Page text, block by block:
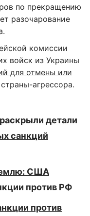
по прекращению
разочарование
комиссии
войск из Украины
для отмены или
агрессора.
детали
санкций
США
против РФ
против